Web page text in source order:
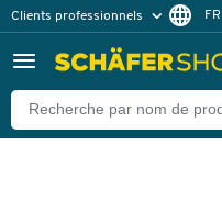
Clients professionnels
Clients particuliers
FR
Retour